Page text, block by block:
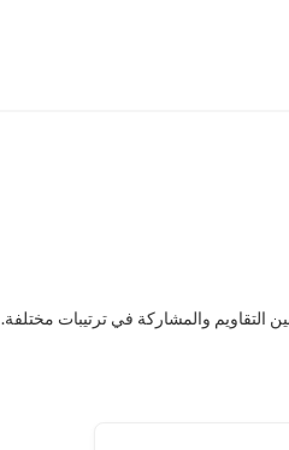
التقاويم والمشاركة في ترتيبات مختلفة.